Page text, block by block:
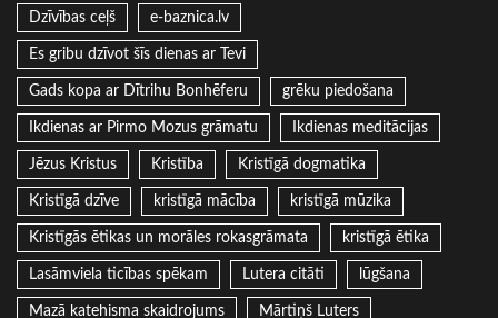
Dzīvības ceļš e-baznica.lv
Es gribu dzīvot šīs dienas ar Tevi
Gads kopa ar Dītrihu Bonhēferu grēku piedošana
Ikdienas ar Pirmo Mozus grāmatu Ikdienas meditācijas
Jēzus Kristus Kristība Kristīgā dogmatika
Kristīgā dzīve kristīgā mācība kristīgā mūzika
Kristīgās ētikas un morāles rokasgrāmata kristīgā ētika
Lasāmviela ticības spēkam Lutera citāti lūgšana
Mazā katehisma skaidrojums Mārtiņš Luters